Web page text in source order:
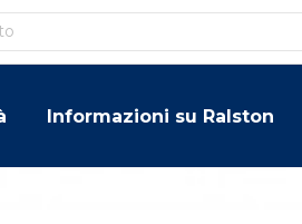
Informazioni su Ralston